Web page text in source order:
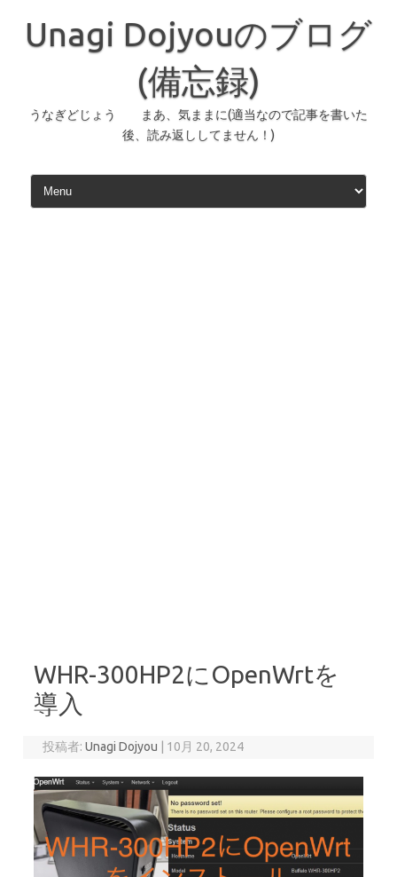
ン
プ
Unagi Dojyouのブログ
(備忘録)
うなぎどじょう まあ、気ままに(適当なので記事を書いた
後、読み返ししてません！)
WHR-300HP2にOpenWrtを
導入
投稿者:Unagi Dojyou 10月 20, 2024